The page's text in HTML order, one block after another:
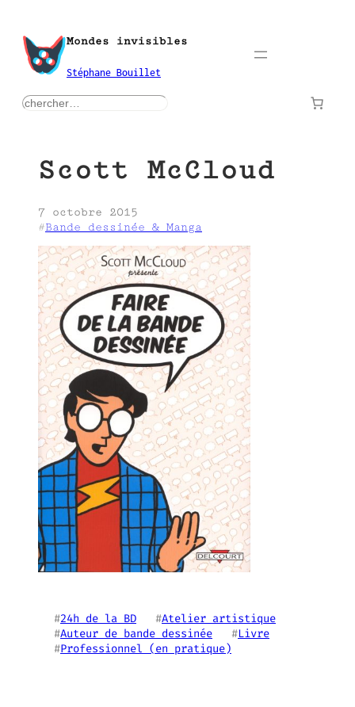
contenu
Mondes invisibles
Stéphane Bouillet
rechercher
Scott McCloud
7 octobre 2015
#Bande dessinée & Manga
#24h de la BD
   #
Atelier artistique
#Auteur de bande dessinée
   #
Livre
#Professionnel (en pratique)